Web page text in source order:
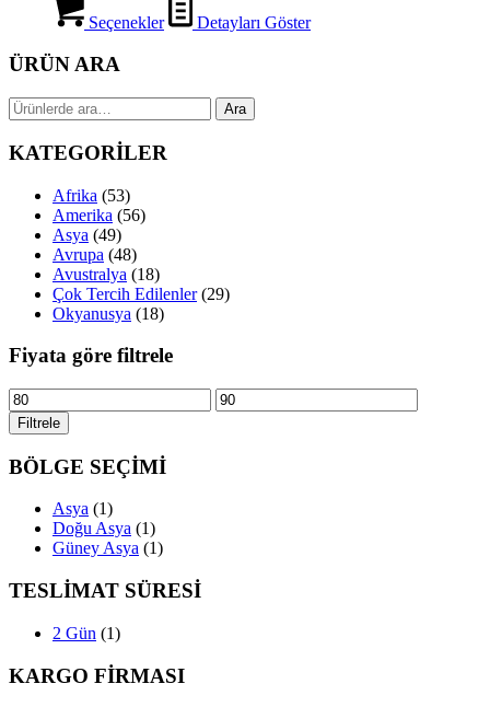
Seçenekler Detayları Göster
ÜRÜN ARA
Ara: Ara
KATEGORİLER
Afrika (53)
Amerika (56)
Asya (49)
Avrupa (48)
Avustralya (18)
Çok Tercih Edilenler (29)
Okyanusya (18)
Fiyata göre filtrele
En
düşük
fiyat
En
yüksek
Filtrele
BÖLGE SEÇİMİ
Asya (1)
Doğu Asya (1)
Güney Asya (1)
TESLİMAT SÜRESİ
2 Gün (1)
KARGO FİRMASI